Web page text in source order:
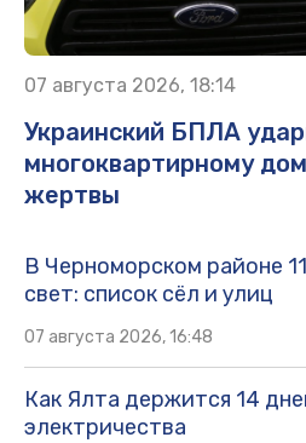
07 августа 2026, 18:14
Украинский БПЛА
многоквартирному
жертвы
В Черноморском районе
свет: список сёл и улиц
07 августа 2026, 16:48
Как Ялта держится 14
электричества